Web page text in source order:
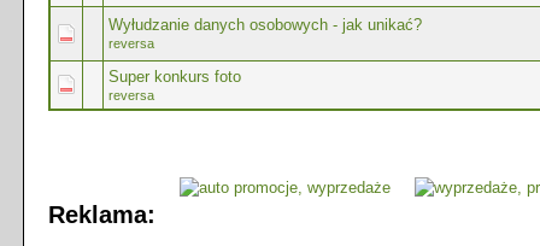
Wyłudzanie danych osobowych - jak unikać?
reversa
Super konkurs foto
reversa
Reklama: